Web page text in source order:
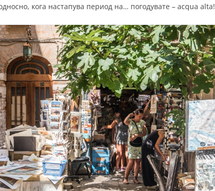
кога настапува период на… погодувате – acqua alta!